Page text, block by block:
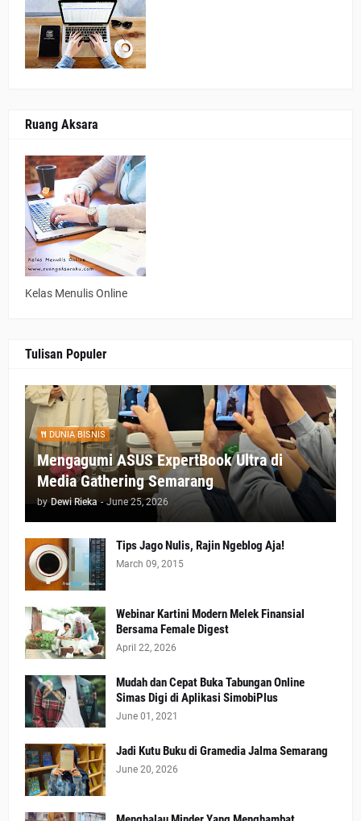
Ruang Aksara
Kelas Menulis Online
Tulisan Populer
DUNIA BISNIS
Mengagumi ASUS ExpertBook Ultra di
Media Gathering Semarang
by Dewi Rieka - June 25, 2026
Tips Jago Nulis, Rajin Ngeblog Aja!
March 09, 2015
Webinar Kartini Modern Melek Finansial
Bersama Female Digest
April 22, 2026
Mudah dan Cepat Buka Tabungan Online
Simas Digi di Aplikasi SimobiPlus
June 01, 2021
Jadi Kutu Buku di Gramedia Jalma Semarang
June 20, 2026